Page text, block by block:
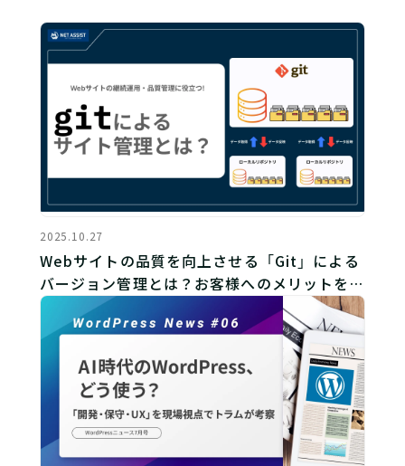
2025.10.27
Webサイトの品質を向上させる「Git」による
バージョン管理とは？お客様へのメリットを徹
底解説